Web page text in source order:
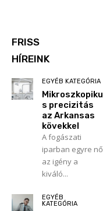
FRISS
HÍREINK
EGYÉB KATEGÓRIA
Mikroszkopiku
s precizitás
az Arkansas
kövekkel
A fogászati
iparban egyre nő
az igény a
kiváló...
EGYÉB
KATEGÓRIA